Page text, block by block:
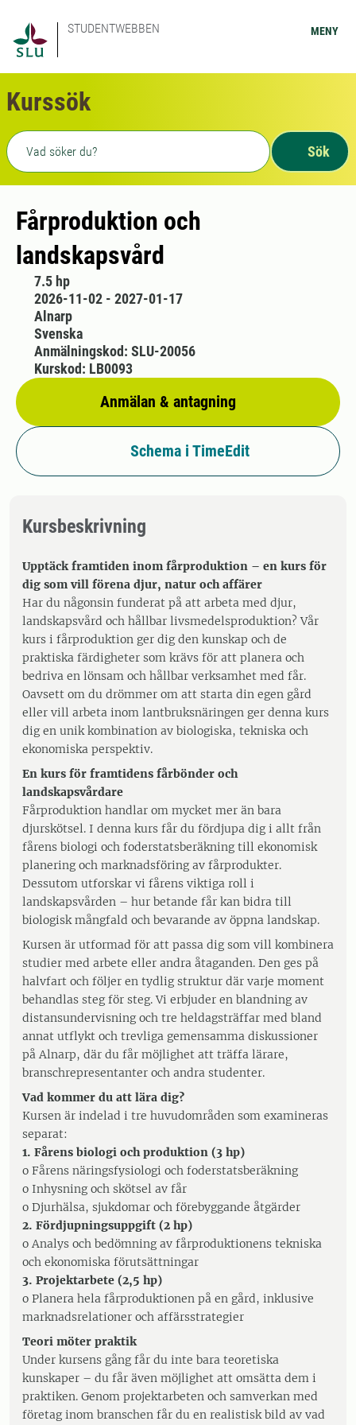
STUDENTWEBBEN MENY
Kurssök
Fritext sökning
Sök
Fårproduktion och
landskapsvård
7.5 hp
2026-11-02 - 2027-01-17
Alnarp
Svenska
Anmälan & antagning
Anmälningskod: SLU-20056
Kurskod: LB0093
Schema i TimeEdit
Kursbeskrivning
Upptäck framtiden inom fårproduktion – en kurs för
dig som vill förena djur, natur och affärer
Har du någonsin funderat på att arbeta med djur,
landskapsvård och hållbar livsmedelsproduktion? Vår
kurs i fårproduktion ger dig den kunskap och de
praktiska färdigheter som krävs för att planera och
bedriva en lönsam och hållbar verksamhet med får.
Oavsett om du drömmer om att starta din egen gård
eller vill arbeta inom lantbruksnäringen ger denna kurs
dig en unik kombination av biologiska, tekniska och
ekonomiska perspektiv.
En kurs för framtidens fårbönder och
landskapsvårdare
Fårproduktion handlar om mycket mer än bara
djurskötsel. I denna kurs får du fördjupa dig i allt från
fårens biologi och foderstatsberäkning till ekonomisk
planering och marknadsföring av fårprodukter.
Dessutom utforskar vi fårens viktiga roll i
landskapsvården – hur betande får kan bidra till
biologisk mångfald och bevarande av öppna landskap.
Kursen är utformad för att passa dig som vill kombinera
studier med arbete eller andra åtaganden. Den ges på
halvfart och följer en tydlig struktur där varje moment
behandlas steg för steg. Vi erbjuder en blandning av
distansundervisning och tre heldagsträffar med bland
annat utflykt och trevliga gemensamma diskussioner
på Alnarp, där du får möjlighet att träffa lärare,
branschrepresentanter och andra studenter.
Vad kommer du att lära dig?
Kursen är indelad i tre huvudområden som examineras
separat:
1. Fårens biologi och produktion (3 hp)
o Fårens näringsfysiologi och foderstatsberäkning
o Inhysning och skötsel av får
o Djurhälsa, sjukdomar och förebyggande åtgärder
2. Fördjupningsuppgift (2 hp)
o Analys och bedömning av fårproduktionens tekniska
och ekonomiska förutsättningar
3. Projektarbete (2,5 hp)
o Planera hela fårproduktionen på en gård, inklusive
marknadsrelationer och affärsstrategier
Teori möter praktik
Under kursens gång får du inte bara teoretiska
kunskaper – du får även möjlighet att omsätta dem i
praktiken. Genom projektarbeten och samverkan med
företag inom branschen får du en realistisk bild av vad